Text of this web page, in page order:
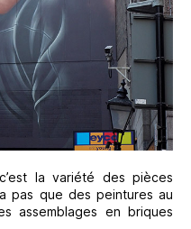
la variété des pièces
pas que des peintures au
assemblages en briques